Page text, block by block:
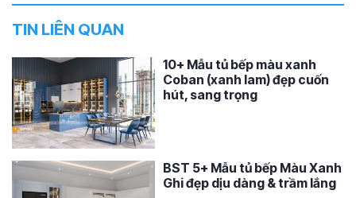
TIN LIÊN QUAN
10+ Mẫu tủ bếp màu xanh
Coban (xanh lam) đẹp cuốn
hút, sang trọng
BST 5+ Mẫu tủ bếp Màu Xanh
Ghi đẹp dịu dàng & trầm lắng